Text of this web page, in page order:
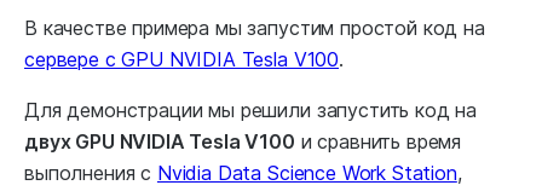
В качестве примера мы запустим простой код на
сервере с GPU NVIDIA Tesla V100.
Для демонстрации мы решили запустить код на
двух GPU NVIDIA Tesla V100 и сравнить время
выполнения с Nvidia Data Science Work Station,